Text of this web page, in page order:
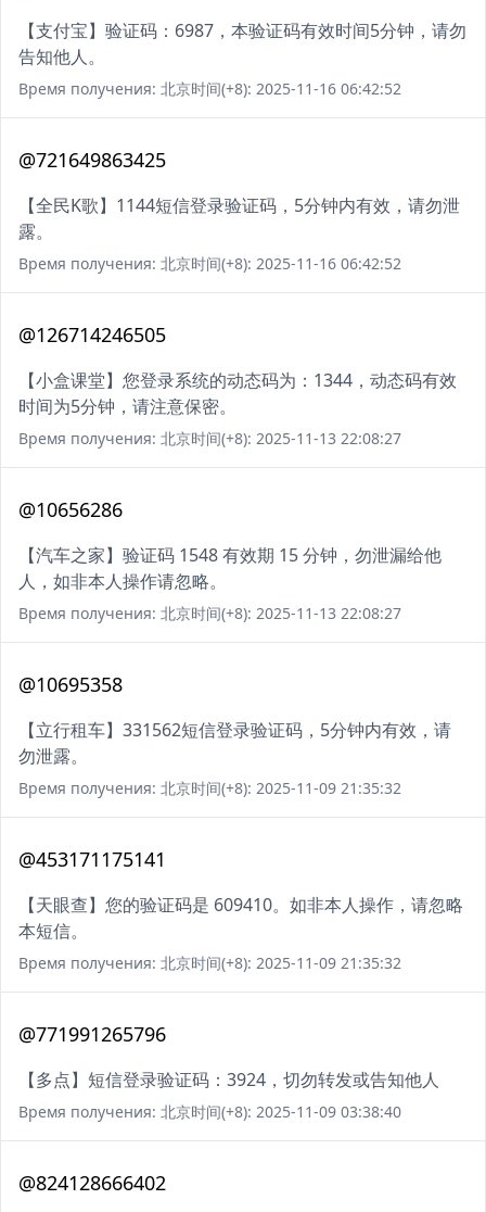
【支付宝】验证码：6987，本验证码有效时间5分钟，请勿
告知他人。
Время получения: 北京时间(+8): 2025-11-16 06:42:52
@721649863425
【全民K歌】1144短信登录验证码，5分钟内有效，请勿泄
露。
Время получения: 北京时间(+8): 2025-11-16 06:42:52
@126714246505
【小盒课堂】您登录系统的动态码为：1344，动态码有效
时间为5分钟，请注意保密。
Время получения: 北京时间(+8): 2025-11-13 22:08:27
@10656286
【汽车之家】验证码 1548 有效期 15 分钟，勿泄漏给他
人，如非本人操作请忽略。
Время получения: 北京时间(+8): 2025-11-13 22:08:27
@10695358
【立行租车】331562短信登录验证码，5分钟内有效，请
勿泄露。
Время получения: 北京时间(+8): 2025-11-09 21:35:32
@453171175141
【天眼查】您的验证码是 609410。如非本人操作，请忽略
本短信。
Время получения: 北京时间(+8): 2025-11-09 21:35:32
@771991265796
【多点】短信登录验证码：3924，切勿转发或告知他人
Время получения: 北京时间(+8): 2025-11-09 03:38:40
@824128666402